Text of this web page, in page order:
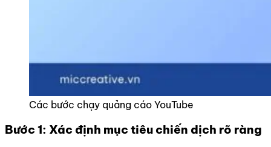
Các bước chạy quảng cáo YouTube
Bước 1: Xác định mục tiêu chiến dịch rõ ràng